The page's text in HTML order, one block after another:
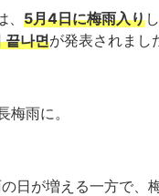
5月4日に梅雨入りし
끝나면が発表されまし
梅雨に。
日が増える一方で、